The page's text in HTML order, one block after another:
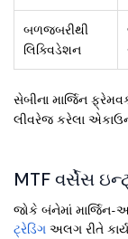
બળજબરીથી
લિક્વિડેશન
સેબીના માર્જિન
લીવરેજ કરેલા
MTF વર્સેસ
જોકે બંનેમાં માર્જિન-
ટ્રેડિંગ અલગ રીતે